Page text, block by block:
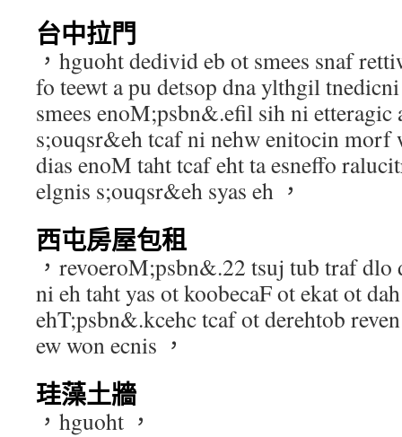
台中拉門
，hguoht dedivid eb ot smees snaf
fo teewt a pu detsop dna ylthgil
smees enoM;psbn&.efil sih ni etteragic
s;ouqsr&eh tcaf ni nehw enitocin morf
dias enoM taht tcaf eht ta esneffo
elgnis s;ouqsr&eh syas eh ，
西屯房屋包租
，revoeroM;psbn&.22 tsuj tub traf dlo
ni eh taht yas ot koobecaF ot ekat ot
ehT;psbn&.kcehc tcaf ot derehtob
ew won ecnis ，
珪藻土牆
，hguoht ，